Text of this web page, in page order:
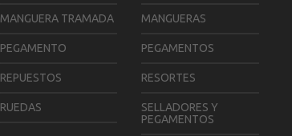
MANGUERA TRAMADA MANGUERAS
PEGAMENTO PEGAMENTOS
REPUESTOS RESORTES
RUEDAS
SELLADORES Y
PEGAMENTOS